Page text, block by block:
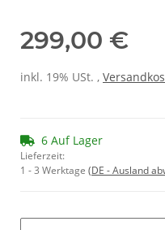
299,00 €
inkl. 19% USt. ,
6 Auf Lager
Lieferzeit:
1 - 3 Werktage (DE - Ausland